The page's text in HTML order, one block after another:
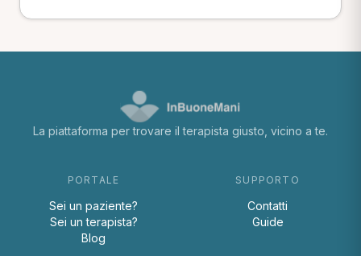
La piattaforma per trovare il terapista giusto, vicino a te.
PORTALE
Sei un paziente?
Sei un terapista?
Blog
SUPPORTO
Contatti
Guide